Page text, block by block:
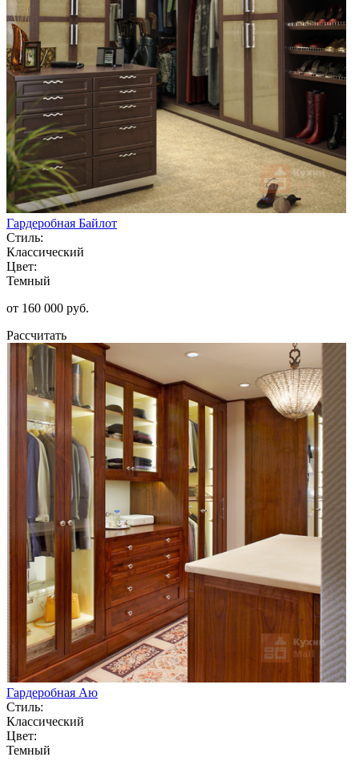
Гардеробная Байлот
Стиль:
Классический
Цвет:
Темный
от 160 000 руб.
Рассчитать
Гардеробная Аю
Стиль:
Классический
Цвет:
Темный